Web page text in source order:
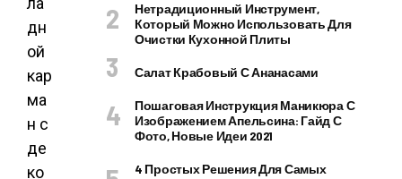
Нетрадиционный Инструмент,
Который Можно Использовать Для
Очистки Кухонной Плиты
Салат Крабовый С Ананасами
Пошаговая Инструкция Маникюра С
Изображением Апельсина: Гайд С
Фото, Новые Идеи 2021
4 Простых Решения Для Самых